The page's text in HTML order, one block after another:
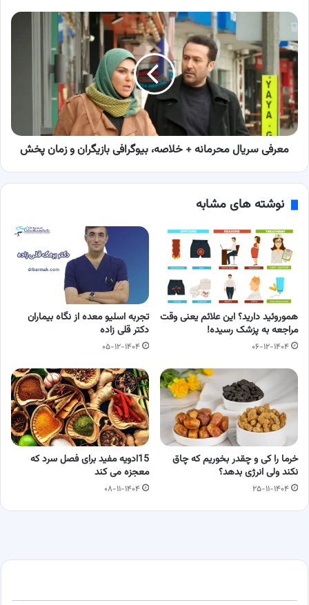
معرفی
سریال
محرمانه
+
خلاصه،
بیوگرافی
بازیگران
و
زمان
پخش
معرفی سریال محرمانه + خلاصه، بیوگرافی بازیگران و زمان پخش
نوشته های مشابه
هموروئید دارید؟ این علائم یعنی وقت
مراجعه به پزشک رسیده!
۰۶-۱۲-۱۴۰۴
تجربه اسلیو معده از نگاه بیماران
دکتر قلی زاده
۰۵-۱۲-۱۴۰۴
خرما را کی و چقدر بخوریم که چاق
نکند ولی انرژی بدهد؟
۲۵-۱۱-۱۴۰۴
15ادویه مفید برای فصل سرد که
معجزه می کند
۰۸-۱۱-۱۴۰۴